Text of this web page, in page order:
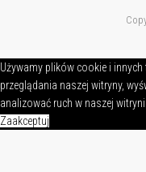
Używamy plików cookie i
przeglądania naszej witryny,
analizować ruch w naszej
Zaakceptuj